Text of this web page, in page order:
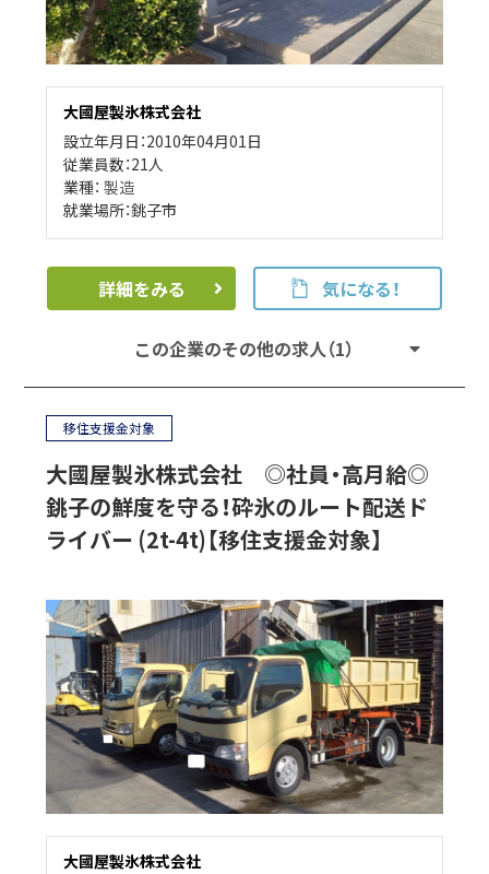
大國屋製氷株式会社
設立年月日：2010年04月01日
従業員数：21人
業種：製造
就業場所：銚子市
詳細をみる 気になる！
この企業のその他の求人（1）
移住支援金対象
大國屋製氷株式会社 ◎社員・高月給◎
銚子の鮮度を守る！砕氷のルート配送ド
ライバー (2t-4t)【移住支援金対象】
大國屋製氷株式会社